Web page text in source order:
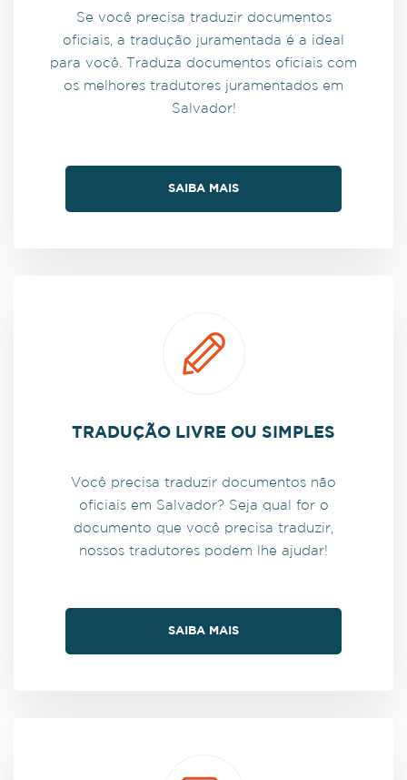
Se você precisa traduzir documentos
oficiais, a tradução juramentada é a ideal
para você. Traduza documentos oficiais com
os melhores tradutores juramentados em
Salvador!
SAIBA MAIS
TRADUÇÃO LIVRE OU SIMPLES
Você precisa traduzir documentos não
oficiais em Salvador? Seja qual for o
documento que você precisa traduzir,
nossos tradutores podem lhe ajudar!
SAIBA MAIS